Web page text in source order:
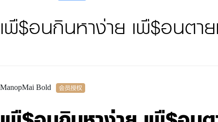
เพื$อนกินหาง่าย เพื$อนตา
ManopMai Bold